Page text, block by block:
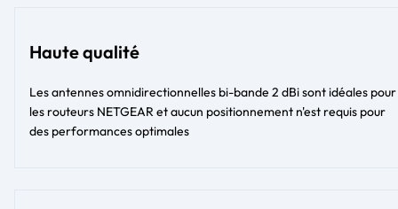
Haute qualité
Les antennes omnidirectionnelles bi-bande 2 dBi sont idéales pour
les routeurs NETGEAR et aucun positionnement n'est requis pour
des performances optimales